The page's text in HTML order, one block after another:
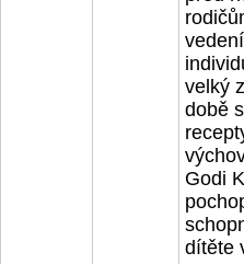
velký
době
Godi
dítěte